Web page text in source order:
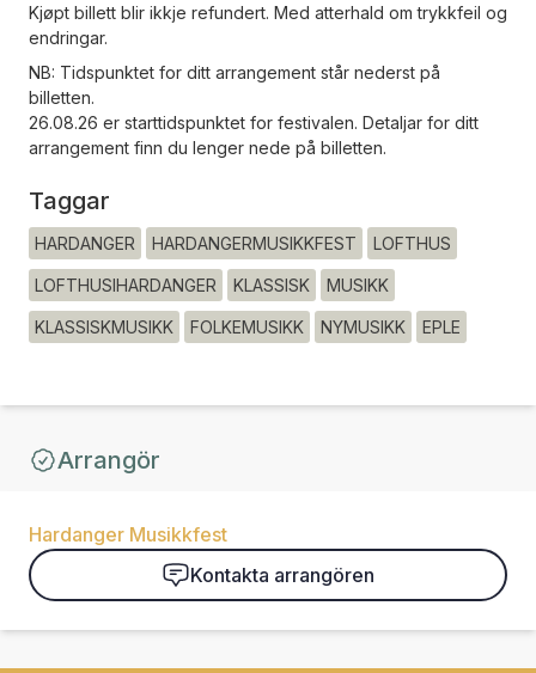
Kjøpt billett blir ikkje refundert. Med atterhald om trykkfeil og
endringar.
NB: Tidspunktet for ditt arrangement står nederst på
billetten.
26.08.26 er starttidspunktet for festivalen. Detaljar for ditt
arrangement finn du lenger nede på billetten.
Taggar
HARDANGER HARDANGERMUSIKKFEST LOFTHUS
LOFTHUSIHARDANGER KLASSISK MUSIKK
KLASSISKMUSIKK FOLKEMUSIKK NYMUSIKK EPLE
Arrangör
Hardanger Musikkfest
Kontakta arrangören